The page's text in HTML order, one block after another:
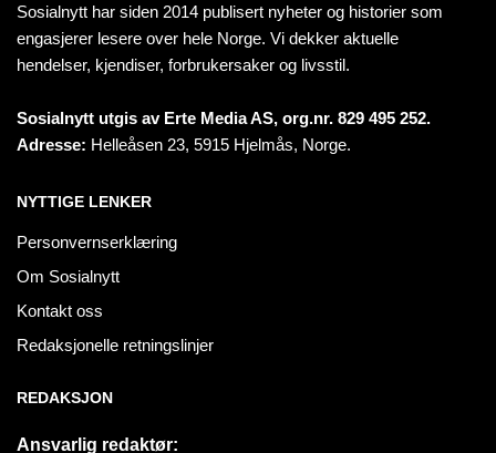
Sosialnytt har siden 2014 publisert nyheter og historier som
engasjerer lesere over hele Norge. Vi dekker aktuelle
hendelser, kjendiser, forbrukersaker og livsstil.
Sosialnytt utgis av Erte Media AS, org.nr. 829 495 252.
Adresse: Helleåsen 23, 5915 Hjelmås, Norge.
NYTTIGE LENKER
Personvernserklæring
Om Sosialnytt
Kontakt oss
Redaksjonelle retningslinjer
REDAKSJON
Ansvarlig redaktør: